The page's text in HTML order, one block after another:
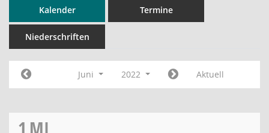
Kalender Termine
Niederschriften
Juni 2022 Aktuell